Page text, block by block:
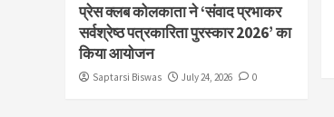
प्रेस क्लब कोलकाता ने ‘संवाद प्रभाकर
सर्वश्रेष्ठ पत्रकारिता पुरस्कार 2026’ का
किया आयोजन
Saptarsi Biswas July 24, 2026 0